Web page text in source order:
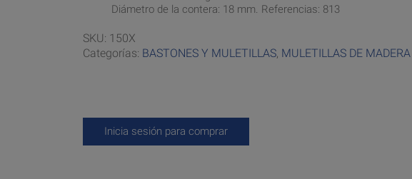
Diámetro de la contera: 18 mm. Referencias: 813
SKU: 150X
Categorías: BASTONES Y MULETILLAS, MULETILLAS DE MADERA
Inicia sesión para comprar